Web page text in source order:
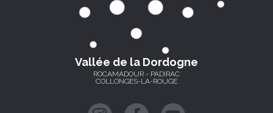
Vallée de la Dordogne
ROCAMADOUR - PADIRAC
COLLONGES-LA-ROUGE